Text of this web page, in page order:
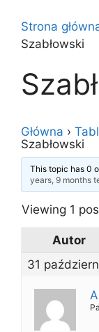
Strona
Szabłowski
Główna ›
Szabłowski
This topic has 0
years, 9 months
Viewing 1
Autor
31